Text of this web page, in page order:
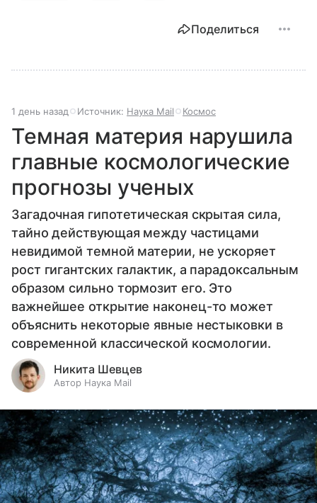
Поделиться
1 день назад Источник: Наука Mail Космос
Темная материя нарушила
главные космологические
прогнозы ученых
Загадочная гипотетическая скрытая сила,
тайно действующая между частицами
невидимой темной материи, не ускоряет
рост гигантских галактик, а парадоксальным
образом сильно тормозит его. Это
важнейшее открытие наконец-то может
объяснить некоторые явные нестыковки в
современной классической космологии.
Никита Шевцев
Автор Наука Mail